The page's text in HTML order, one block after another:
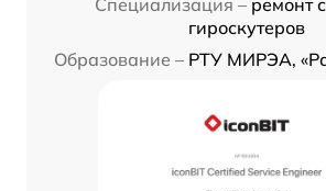
гироскутеров
Образование – РТУ МИРЭА,